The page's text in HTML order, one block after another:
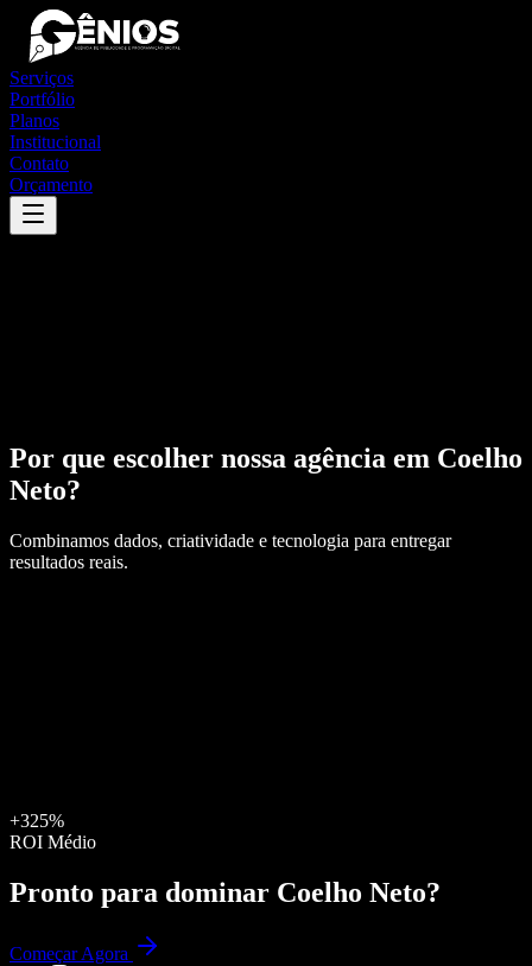
Serviços
Portfólio
Planos
Institucional
Contato
Orçamento
Por que escolher nossa agência em Coelho
Neto?
Combinamos dados, criatividade e tecnologia para entregar
resultados reais.
+325%
ROI Médio
Pronto para dominar Coelho Neto?
Começar Agora